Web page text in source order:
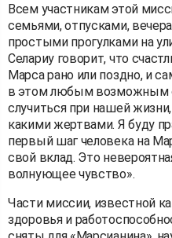
Всем участникам этой
семьями, отпусками,
простыми прогулками на
Селариу говорит, что
Марса рано или поздно, и
в этом любым возможным
случиться при нашей
какими жертвами. Я буду
первый шаг человека на
свой вклад. Это
волнующее чувство».
Части миссии, известной
здоровья и